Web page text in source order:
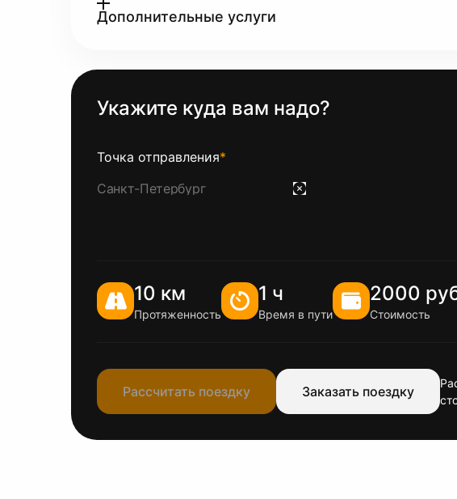
Дополнительные услуги
Укажите куда вам надо?
Точка отправления*
10 км
Протяженность
1 ч
Время в пути
2000
Стоимость
Рассчитать поездку Заказать поездку